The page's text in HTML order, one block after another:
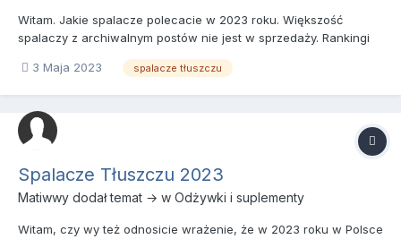
Witam. Jakie spalacze polecacie w 2023 roku. Większość
spalaczy z archiwalnym postów nie jest w sprzedaży. Rankingi
pozdrawiam
3 Maja 2023 spalacze tłuszczu
Spalacze Tłuszczu 2023
Matiwwy dodał temat → w Odżywki i suplementy
Witam, czy wy też odnosicie wrażenie, że w 2023 roku w Polsce